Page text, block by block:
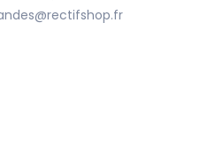
Nouveau